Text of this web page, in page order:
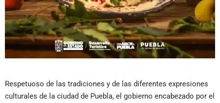
Respetuoso de las tradiciones y de las diferentes expresiones
culturales de la ciudad de Puebla, el gobierno encabezado por el